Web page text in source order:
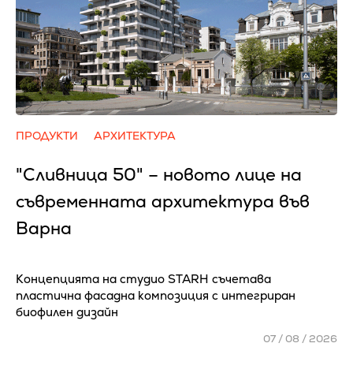
ПРОДУКТИ АРХИТЕКТУРА
"Сливница 50" – новото лице на
съвременната архитектура във
Варна
Концепцията на студио STARH съчетава
пластична фасадна композиция с интегриран
биофилен дизайн
07 / 08 / 2026